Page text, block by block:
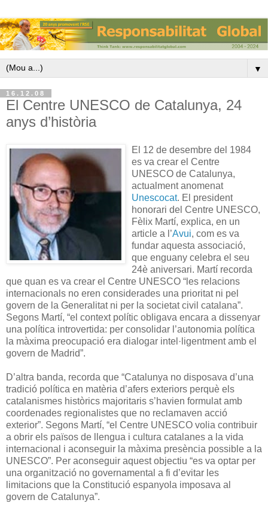
▼
16.12.08
El Centre UNESCO de Catalunya, 24
anys d’història
El 12 de desembre del 1984
es va crear el Centre
UNESCO de Catalunya,
actualment anomenat
Unescocat. El president
honorari del Centre UNESCO,
Fèlix Martí, explica, en un
article a l’Avui, com es va
fundar aquesta associació,
que enguany celebra el seu
24è aniversari. Martí recorda
que quan es va crear el Centre UNESCO “les relacions
internacionals no eren considerades una prioritat ni pel
govern de la Generalitat ni per la societat civil catalana”.
Segons Martí, “el context polític obligava encara a dissenyar
una política introvertida: per consolidar l’autonomia política
la màxima preocupació era dialogar intel·ligentment amb el
govern de Madrid”.
D’altra banda, recorda que “Catalunya no disposava d’una
tradició política en matèria d’afers exteriors perquè els
catalanismes històrics majoritaris s’havien formulat amb
coordenades regionalistes que no reclamaven acció
exterior”. Segons Martí, “el Centre UNESCO volia contribuir
a obrir els països de llengua i cultura catalanes a la vida
internacional i aconseguir la màxima presència possible a la
UNESCO”. Per aconseguir aquest objectiu “es va optar per
una organització no governamental a fi d’evitar les
limitacions que la Constitució espanyola imposava al
govern de Catalunya”.